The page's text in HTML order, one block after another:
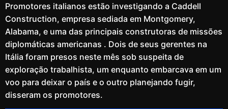
Promotores italianos estão investigando a Caddell
Construction, empresa sediada em Montgomery,
Alabama, e uma das principais construtoras de missões
diplomáticas americanas . Dois de seus gerentes na
Itália foram presos neste mês sob suspeita de
exploração trabalhista, um enquanto embarcava em um
voo para deixar o país e o outro planejando fugir,
disseram os promotores.